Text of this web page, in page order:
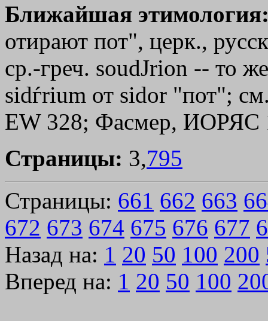
Ближайшая
отирают пот", церк.,
ср.-греч. soudЈrion -- то
sіdѓrium от sіdor "пот";
ЕW 328; Фасмер, ИОРЯС
Страницы: 3,795
Страницы: 661 662 663
672 673 674 675 676 677
Назад на: 1 20 50 100 200
Вперед на: 1 20 50 100